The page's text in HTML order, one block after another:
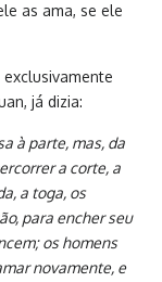
as ama, se ele
já dizia:
à parte, mas, da
a corte, a
a toga, os
para encher seu
os homens
novamente, e